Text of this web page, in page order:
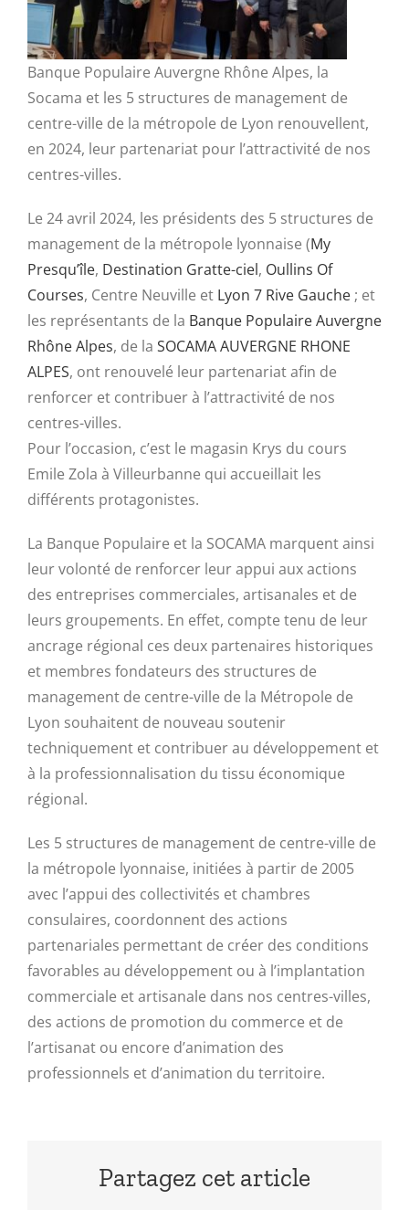
Banque Populaire Auvergne Rhône Alpes, la
Socama et les 5 structures de management de
centre-ville de la métropole de Lyon renouvellent,
en 2024, leur partenariat pour l’attractivité de nos
centres-villes.
Le 24 avril 2024, les présidents des 5 structures de
management de la métropole lyonnaise (My
Presqu’île, Destination Gratte-ciel, Oullins Of
Courses, Centre Neuville et Lyon 7 Rive Gauche ; et
les représentants de la Banque Populaire Auvergne
Rhône Alpes, de la SOCAMA AUVERGNE RHONE
ALPES, ont renouvelé leur partenariat afin de
renforcer et contribuer à l’attractivité de nos
centres-villes.
Pour l’occasion, c’est le magasin Krys du cours
Emile Zola à Villeurbanne qui accueillait les
différents protagonistes.
La Banque Populaire et la SOCAMA marquent ainsi
leur volonté de renforcer leur appui aux actions
des entreprises commerciales, artisanales et de
leurs groupements. En effet, compte tenu de leur
ancrage régional ces deux partenaires historiques
et membres fondateurs des structures de
management de centre-ville de la Métropole de
Lyon souhaitent de nouveau soutenir
techniquement et contribuer au développement et
à la professionnalisation du tissu économique
régional.
Les 5 structures de management de centre-ville de
la métropole lyonnaise, initiées à partir de 2005
avec l’appui des collectivités et chambres
consulaires, coordonnent des actions
partenariales permettant de créer des conditions
favorables au développement ou à l’implantation
commerciale et artisanale dans nos centres-villes,
des actions de promotion du commerce et de
l’artisanat ou encore d’animation des
professionnels et d’animation du territoire.
Partagez cet article